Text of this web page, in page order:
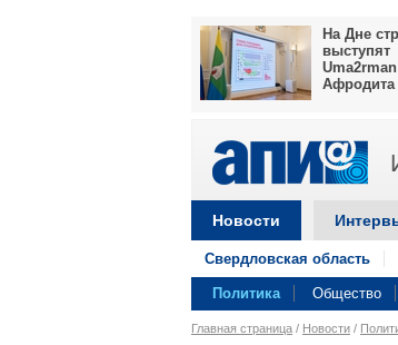
На Дне
выступят
Афродита
Новости
Свердловская область
Политика Общество
Главная страница / Новости /